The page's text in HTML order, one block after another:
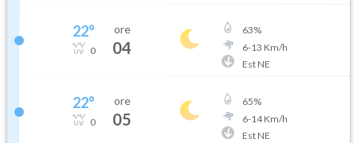
22°
0
ore
04
63%
6-13 Km/h
Est NE
22°
0
ore
05
65%
6-14Km/h
Est NE